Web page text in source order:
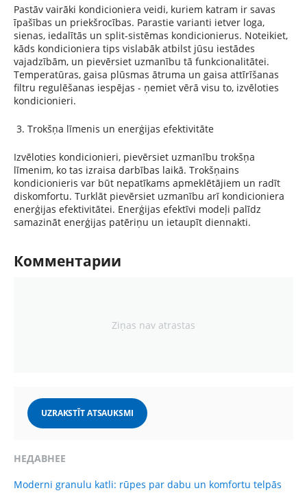
Pastāv vairāki kondicioniera veidi, kuriem katram ir savas
īpašības un priekšrocības. Parastie varianti ietver loga,
sienas, iedalītās un split-sistēmas kondicionierus. Noteikiet,
kāds kondicioniera tips vislabāk atbilst jūsu iestādes
vajadzībām, un pievērsiet uzmanību tā funkcionalitātei.
Temperatūras, gaisa plūsmas ātruma un gaisa attīrīšanas
filtru regulēšanas iespējas - ņemiet vērā visu to, izvēloties
kondicionieri.
Trokšņa līmenis un enerģijas efektivitāte
Izvēloties kondicionieri, pievērsiet uzmanību trokšņa
līmenim, ko tas izraisa darbības laikā. Trokšņains
kondicionieris var būt nepatīkams apmeklētājiem un radīt
diskomfortu. Turklāt pievērsiet uzmanību arī kondicioniera
enerģijas efektivitātei. Enerģijas efektīvi modeļi palīdz
samazināt enerģijas patēriņu un ietaupīt diennakti.
Комментарии
Ziņas nav atrastas
UZRAKSTĪT ATSAUKSMI
НЕДАВНЕЕ
Moderni granulu katli: rūpes par dabu un komfortu telpās